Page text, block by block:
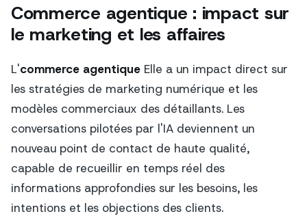
Commerce agentique : impact sur
le marketing et les affaires
L'commerce agentique Elle a un impact direct sur
les stratégies de marketing numérique et les
modèles commerciaux des détaillants. Les
conversations pilotées par l'IA deviennent un
nouveau point de contact de haute qualité,
capable de recueillir en temps réel des
informations approfondies sur les besoins, les
intentions et les objections des clients.